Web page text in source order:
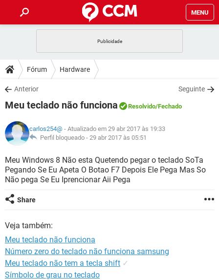
MENU
CELULAR
OUTLOOK
INSTAGRAM GMAIL
GUIA DE COMPRAS
DICAS
JOGOS
INSTAGRAM GMAIL
GUIA DE COMPRAS
DOWNLOADS
JOGOS WHATSAPP
CELULAR
OUTLOOK EXCEL
INSTAGRAM GMAIL
GUIA DE COMPRAS
JOGOS WHATSAPP
CELULAR
OUTLOOK EXCEL
INSTAGRAM GMAIL
GUIA DE COMPRAS
GLOSSÁRIO
JOGOS WHATSAPP
CELULAR FACEBOOK
INSTAGRAM
GUIA DE COMPRAS
Fórum Hardware
Anterior Seguinte
Meu teclado não funciona Resolvido/Fechado
carlos254@ - Atualizado em 29 abr 2017 às 19:33
Perfil bloqueado - 29 abr 2017 às 05:51
Meu Windows 8 Não esta Quetendo pegar o teclado SoTa
Pegando Se Eu Apeta O Botao F7 Depois Ele Pega Mas So
Não pega Se Eu Iprencionar Aii Pega
Share
Veja também:
Meu teclado não funciona
Número zero do teclado não funciona samsung
Meu teclado não tem a tecla shift ✓
Símbolo de grau no teclado